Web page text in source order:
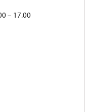
– 17.00